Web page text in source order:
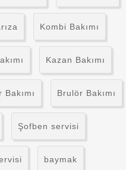
Kombi Bakımı
Kazan Bakımı
Brulör Bakımı
Şofben servisi
baymak